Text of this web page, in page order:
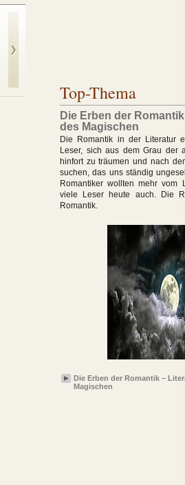
Top-Thema
Die Erben der
des Magischen
Die Romantik in der Literatur
Leser, sich aus dem Grau der
hinfort zu träumen und nach
suchen, das uns ständig
Romantiker wollten mehr vom
viele Leser heute auch. Die
Romantik.
Die Erben der Romantik –
Magischen